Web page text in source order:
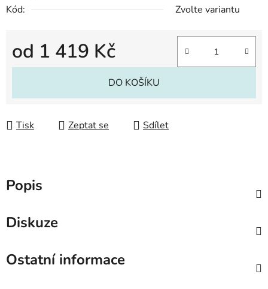
Kód:
Zvolte variantu
od 1 419 Kč
Měrná cena:
DO KOŠÍKU
Tisk Zeptat se Sdílet
Popis
Diskuze
Ostatní informace